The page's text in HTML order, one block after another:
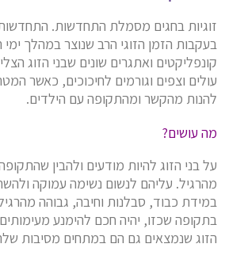
זוגיות בחגים מסמלת התחדשות.
בעקבות הזמן הזוגי הרב שנוצר במהלך
קונפליקטים ואתגרים שונים שבני הזוג
עולים וצפים וגורמים לחיכוכים, כאשר
להנות מהקשר ומהתקופה עם הילדים.
מה עושים?
על בני הזוג להיות מודעים ולהבין
מהרגיל. עליהם לנשום נשימה עמוקה
במידת כבוד, סבלנות וחיבה, גבוהה
בתקופה שכזו, יהיה חכם להימנע
הזוג שנמצאים גם הם במתחים מסיבות